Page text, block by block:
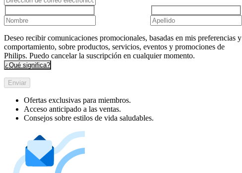
Deseo recibir comunicaciones promocionales, basadas en mis preferencias y
comportamiento, sobre productos, servicios, eventos y promociones de
Philips. Puedo cancelar la suscripción en cualquier momento.
¿Qué significa?
Enviar
Ofertas exclusivas para miembros.
Acceso anticipado a las ventas.
Consejos sobre estilos de vida saludables.